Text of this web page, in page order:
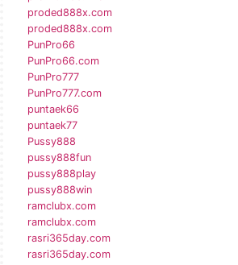
proded888x.com
proded888x.com
PunPro66
PunPro66.com
PunPro777
PunPro777.com
puntaek66
puntaek77
Pussy888
pussy888fun
pussy888play
pussy888win
ramclubx.com
ramclubx.com
rasri365day.com
rasri365day.com